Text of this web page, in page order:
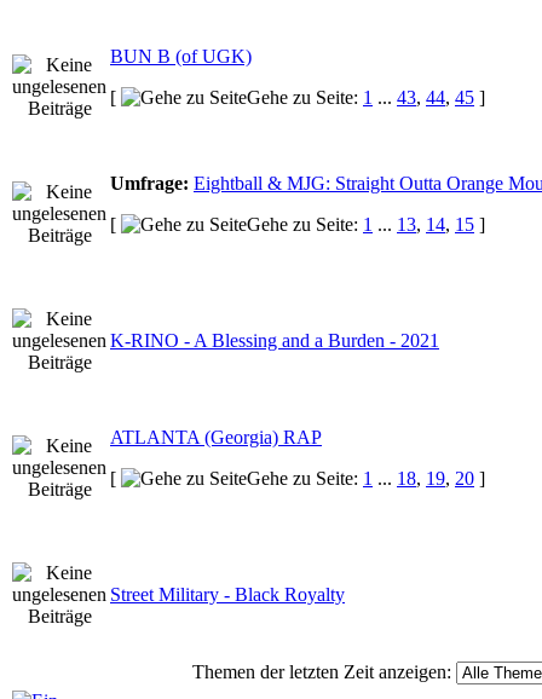
BUN B (of UGK)
[
Gehe zu Seite: 1 ... 43, 44, 45 ]
Umfrage: Eightball & MJG: Straight Outta Orange
[
Gehe zu Seite: 1 ... 13, 14, 15 ]
K-RINO - A Blessing and a Burden - 2021
ATLANTA (Georgia) RAP
[
Gehe zu Seite: 1 ... 18, 19, 20 ]
Street Military - Black Royalty
Themen der letzten Zeit anzeigen: